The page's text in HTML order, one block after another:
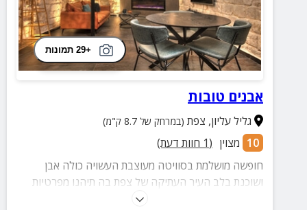
+29 תמונות
אבנים טובות
גליל עליון, צפת (במרחק של 8.7 ק"מ)
10 מצוין (
1 חוות דעת)
חופשה מושלמת בסוויטה מעוצבת העשויה כולה אבן
ושוכנת בלב העיר העתיקה של צפת בה תיהנו מפרטיות
מלאה, ג'קוזי מפנק, קרבה אל שלל מסעדות טובות ואתרי